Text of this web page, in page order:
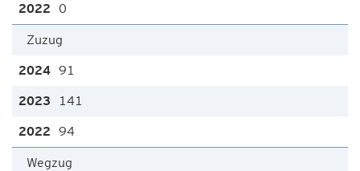
0
Zuzug
91
141
94
Wegzug